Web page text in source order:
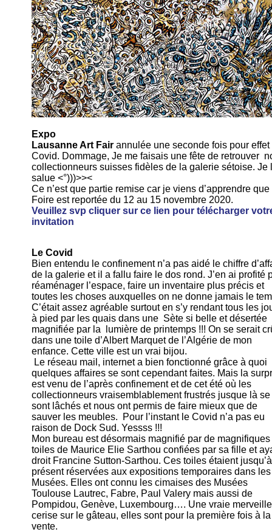
Expo
Lausanne Art Fair annulée une seconde fois pour effet
Covid. Dommage, Je me faisais une fête de retrouver
collectionneurs suisses fidèles de la galerie sétoise. Je
salue <°)))>><
Ce n’est que partie remise car je viens d’apprendre que
Foire est reportée du 12 au 15 novembre 2020.
Veuillez svp cliquer sur ce lien pour télécharger
invitation
Le Covid
Bien entendu le confinement n’a pas aidé le chiffre
de la galerie et il a fallu faire le dos rond. J’en ai profité
réaménager l’espace, faire un inventaire plus précis et
toutes les choses auxquelles on ne donne jamais le
C’était assez agréable surtout en s’y rendant tous les
à pied par les quais dans une Sète si belle et désertée
magnifiée par la lumière de printemps !!! On se serait
dans une toile d’Albert Marquet de l’Algérie de mon
enfance. Cette ville est un vrai bijou.
Le réseau mail, internet a bien fonctionné grâce à quoi
quelques affaires se sont cependant faites. Mais la
est venu de l’après confinement et de cet été où les
collectionneurs vraisemblablement frustrés jusque là se
sont lâchés et nous ont permis de faire mieux que de
sauver les meubles. Pour l’instant le Covid n’a pas eu
raison de Dock Sud. Yessss !!!
Mon bureau est désormais magnifié par de magnifiques
toiles de Maurice Elie Sarthou confiées par sa fille et
droit Francine Sutton-Sarthou. Ces toiles étaient jusqu’à
présent réservées aux expositions temporaires dans les
Musées. Elles ont connu les cimaises des Musées
Toulouse Lautrec, Fabre, Paul Valery mais aussi de
Pompidou, Genève, Luxembourg…. Une vraie
cerise sur le gâteau, elles sont pour la première fois à la
vente.